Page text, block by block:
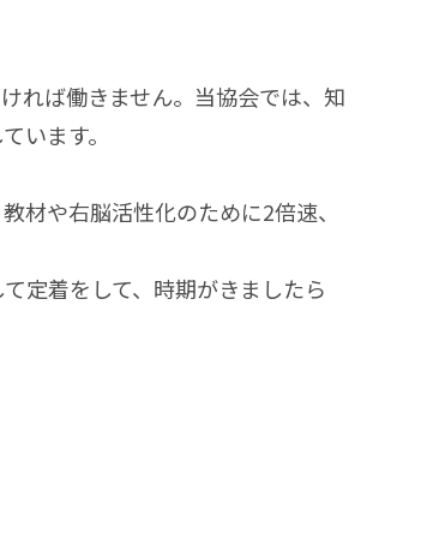
れば働きません。当協会では、知
います。
材や右脳活性化のために2倍速、
定着をして、時期がきましたら